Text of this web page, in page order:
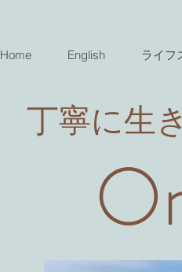
Home English ライフ
丁寧に生